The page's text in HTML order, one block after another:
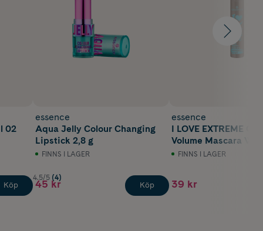
02
Köp
essence
Aqua Jelly Colour Changing
Lipstick 2,8 g
FINNS I LAGER
4.5/5 (4)
45 kr Köp
essence
I LOVE EXTREME
Volume Mascara
Brown 01
FINNS I LAGER
39 kr